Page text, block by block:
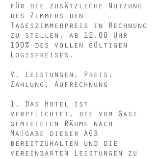
für die zusätzliche Nutzung
des Zimmers den
Tageszimmerpreis in Rechnung
zu stellen, ab 12.00 Uhr
100% des vollen gültigen
Logispreises.
V. Leistungen, Preis,
Zahlung, Aufrechnung
1. Das Hotel ist
verpflichtet, die vom Gast
gemieteten Räume nach
Maßgabe dieser AGB
bereitzuhalten und die
vereinbarten Leistungen zu